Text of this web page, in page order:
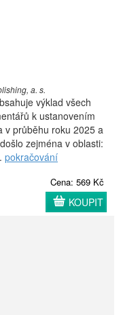
a. s.
výklad všech
k ustanovením
v průběhu roku 2025 a
zejména v oblasti:
pokračování
Cena: 569 Kč
KOUPIT